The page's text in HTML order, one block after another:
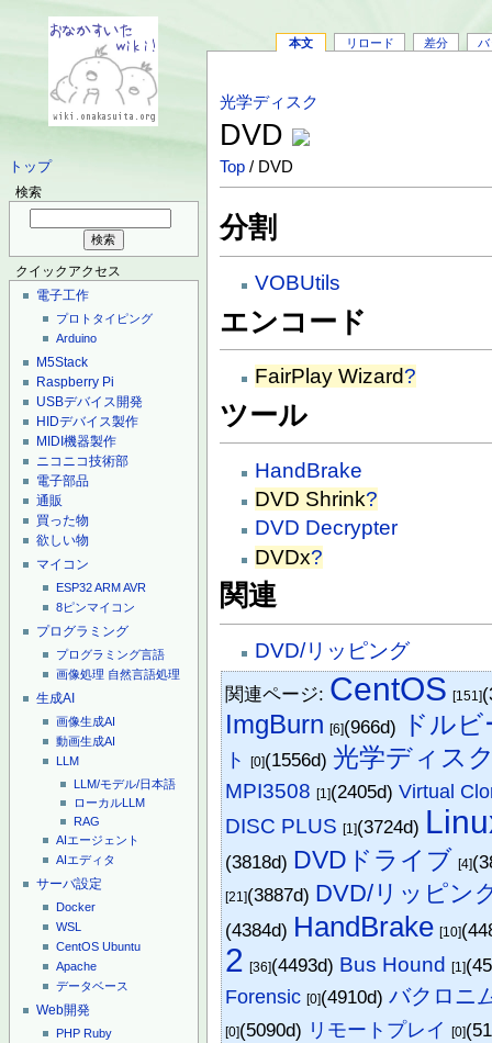
トップ
検索
クイックアクセス
電子工作
プロトタイピング
Arduino
M5Stack
Raspberry Pi
USBデバイス開発
HIDデバイス製作
MIDI機器製作
ニコニコ技術部
電子部品
通販
買った物
欲しい物
マイコン
ESP32ARMAVR
8ピンマイコン
プログラミング
プログラミング言語
画像処理 自然言語処理
生成AI
画像生成AI
動画生成AI
LLM
LLM/モデル/日本語
ローカルLLM
RAG
AIエージェント
AIエディタ
サーバ設定
Docker
WSL
CentOS Ubuntu
Apache
データベース
Web開発
PHP Ruby
本文 リロード 差分 バ
光学ディスク
DVD
Top / DVD
分割
VOBUtils
エンコード
FairPlay Wizard?
ツール
HandBrake
DVD Shrink?
DVD Decrypter
DVDx?
関連
DVD/リッピング
関連ページ: CentOS [151]
ImgBurn [6](966d) ドル
ト [0](1556d) 光学ディス
MPI3508 [1](2405d)Virtual
DISC PLUS [1](3724d)
(3818d) DVDドライブ [4]
[21](3887d) DVD/リッピン
(4384d) HandBrake [10]
2 [36](4493d) Bus Hound [1]
Forensic [0](4910d)バクロニ
[0](5090d) リモートプレイ [0]